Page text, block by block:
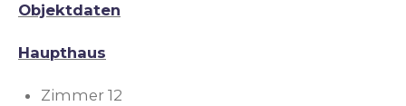
Objektdaten
Haupthaus
Zimmer 12